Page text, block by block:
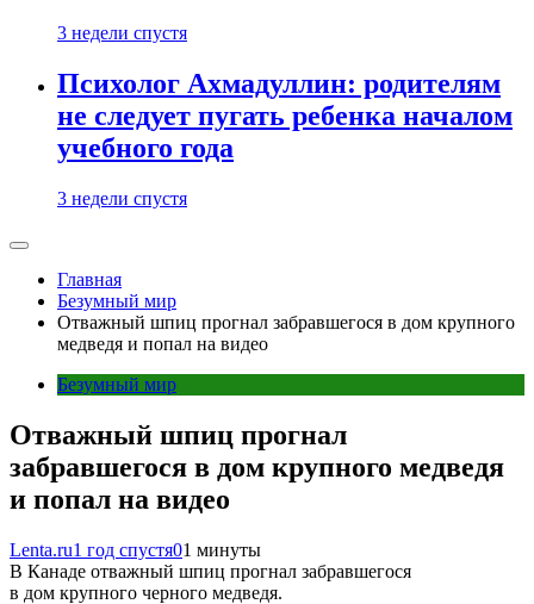
3 недели спустя
Психолог Ахмадуллин: родителям
не следует пугать ребенка началом
учебного года
3 недели спустя
Главная
Безумный мир
Отважный шпиц прогнал забравшегося в дом крупного
медведя и попал на видео
Безумный мир
Отважный шпиц прогнал
забравшегося в дом крупного медведя
и попал на видео
Lenta.ru1 год спустя01 минуты
В Канаде отважный шпиц прогнал забравшегося
в дом крупного черного медведя.